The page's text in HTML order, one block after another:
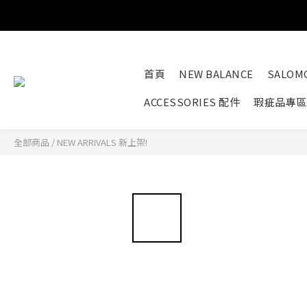
首頁 NEW BALANCE
ACCESSORIES 配件
瑕疵品專區
全部商品 / NEW ARRIVALS 新上架!